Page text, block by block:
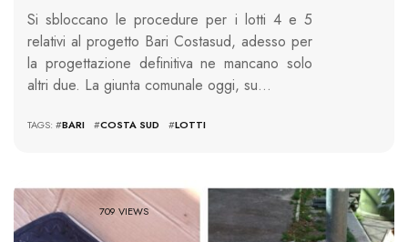
Si sbloccano le procedure per i lotti 4 e 5
relativi al progetto Bari Costasud, adesso per
la progettazione definitiva ne mancano solo
altri due. La giunta comunale oggi, su…
TAGS: #BARI #COSTA SUD #LOTTI
709 VIEWS